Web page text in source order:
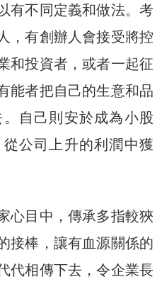
有不同定義和做法。考
，有創辦人會接受將控
和投資者，或者一起征
能者把自己的生意和品
自己則安於成為小股
公司上升的利潤中獲
心目中，傳承多指較狹
接棒，讓有血源關係的
代相傳下去，令企業長